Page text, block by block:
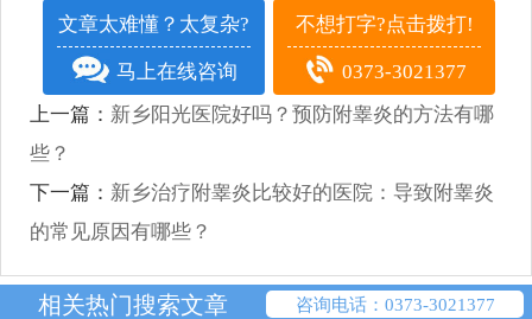
文章太难懂？太复杂?
马上在线咨询
不想打字?点击拨打!
0373-3021377
上一篇： 新乡阳光医院好吗？预防附睾炎的方法有哪
些？
下一篇： 新乡治疗附睾炎比较好的医院：导致附睾炎
的常见原因有哪些？
相关热门搜索文章 咨询电话：0373-3021377